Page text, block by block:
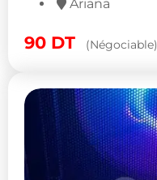
Ariana
90 DT (Négociable)